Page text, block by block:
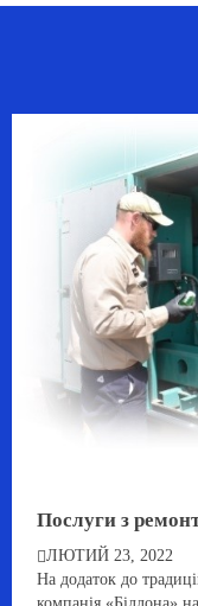
Послуги з
ЛЮТИЙ 23, 2022
На додаток до